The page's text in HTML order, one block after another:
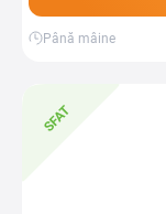
Până mâine
SFAT